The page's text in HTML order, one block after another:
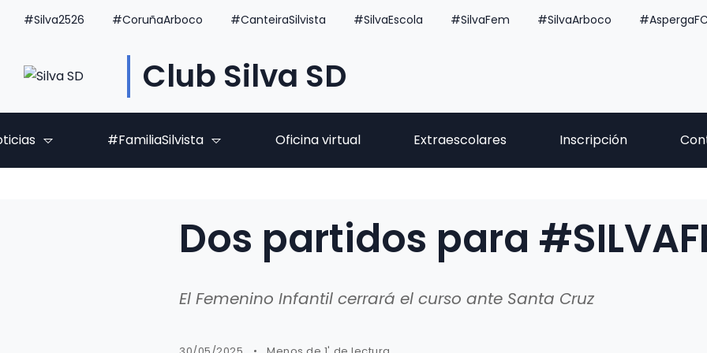
#Silva2526 #CoruñaArboco #CanteiraSilvista #SilvaEscola #SilvaFem #SilvaArboco #AspergaFC
Club Silva SD
#FamiliaSilvista Oficina virtual Extraescolares Inscripción
Dos partidos para
El Femenino Infantil cerrará el curso ante Santa Cruz